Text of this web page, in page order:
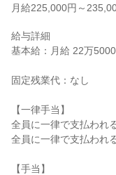
月給225,000円～
給与詳細
基本給：月給 22万
固定残業代：なし
【一律手当】
全員に一律で支払われ
全員に一律で支払われ
【手当】